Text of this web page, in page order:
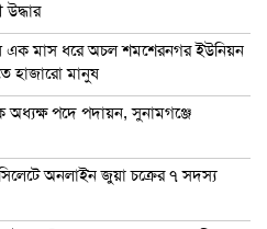
এক মাস ধরে অচল শমশেরনগর ইউনিয়ন
হাজারো মানুষ
অধ্যক্ষ পদে পদায়ন, সুনামগঞ্জে
অনলাইন জুয়া চক্রের ৭ সদস্য